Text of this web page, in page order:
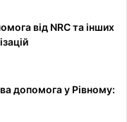
від NRC та інших
допомога у Рівному: